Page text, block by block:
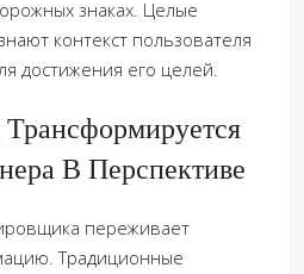
знаках. Целые
контекст пользователя
достижения его целей.
В Перспективе
переживает
Традиционные